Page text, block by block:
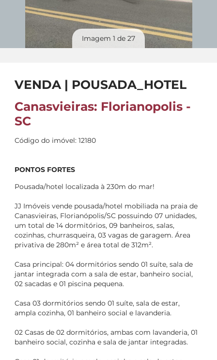
Imagem 1 de 27
VENDA | POUSADA_HOTEL
Canasvieiras: Florianopolis -
SC
Código do imóvel: 12180
PONTOS FORTES
Pousada/hotel localizada à 230m do mar!
JJ Imóveis vende pousada/hotel mobiliada na praia de
Canasvieiras, Florianópolis/SC possuindo 07 unidades,
um total de 14 dormitórios, 09 banheiros, salas,
cozinhas, churrasqueira, 03 vagas de garagem. Área
privativa de 280m² e área total de 312m².
Casa principal: 04 dormitórios sendo 01 suíte, sala de
jantar integrada com a sala de estar, banheiro social,
02 sacadas e 01 piscina pequena.
Casa 03 dormitórios sendo 01 suíte, sala de estar,
ampla cozinha, 01 banheiro social e lavanderia.
02 Casas de 02 dormitórios, ambas com lavanderia, 01
banheiro social, cozinha e sala de jantar integradas.